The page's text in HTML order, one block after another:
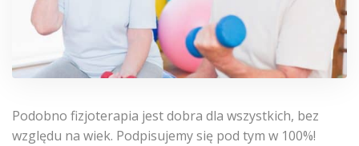
Podobno fizjoterapia jest dobra dla wszystkich, bez
względu na wiek. Podpisujemy się pod tym w 100%!